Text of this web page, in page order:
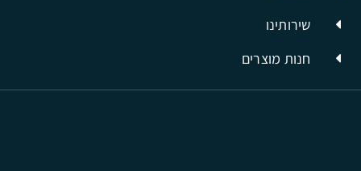
שירותינו
חנות מוצרים